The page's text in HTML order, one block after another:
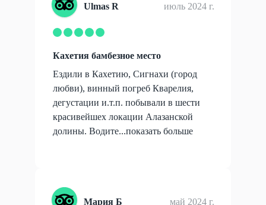
Ulmas R июль 2024 г.
Кахетия бамбезное место
Ездили в Кахетию, Сигнахи (город
любви), винный погреб Кварелия,
дегустации и.т.п. побывали в шести
красивейшех локации Алазанской
долины. Водите...показать больше
Мария Б май 2024 г.